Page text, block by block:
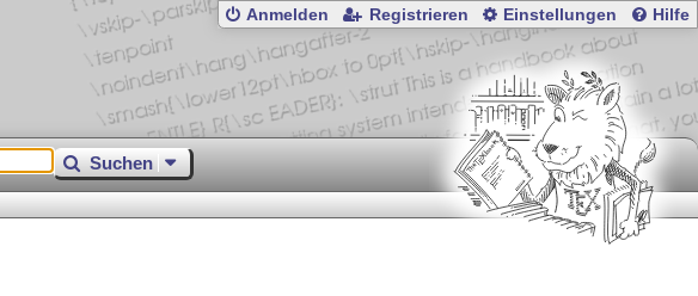
Anmelden Registrieren Einstellungen Hilfe
Suchen